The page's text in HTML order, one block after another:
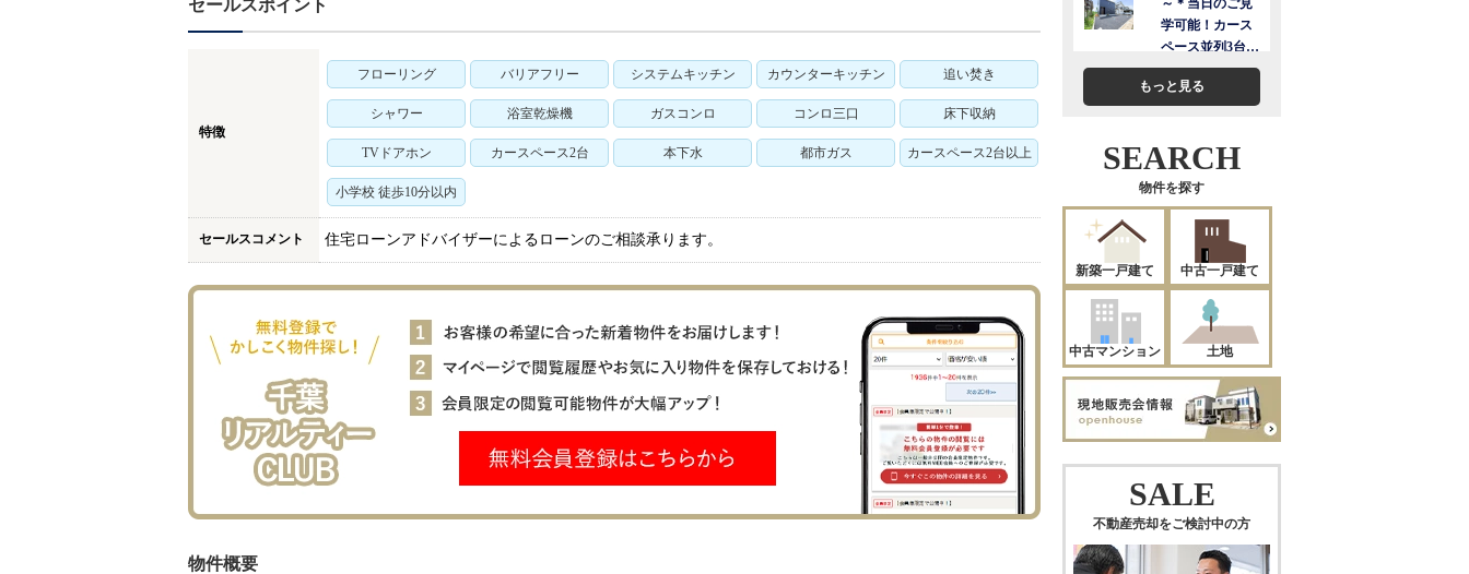
セールスポイント
特徴
フローリング バリアフリー システムキッチン カウンターキッチン 追い焚き
シャワー 浴室乾燥機 ガスコンロ コンロ三口 床下収納
TVドアホン カースペース2台 本下水 都市ガス カースペース2台以上
小学校 徒歩10分以内
セールスコメント 住宅ローンアドバイザーによるローンのご相談承ります。
物件概要
もっと見る
SEARCH
物件を探す
新築一戸建て 中古一戸建て
中古マンション 土地
SALE
不動産売却をご検討中の方